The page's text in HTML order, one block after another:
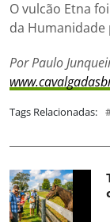
O vulcão Etna
da Humanidade
Por Paulo
Tags Relacionadas: